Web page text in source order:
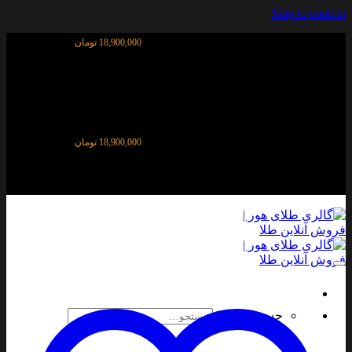
Skip to content
18,900,000 تومان
18,900,000 تومان
جستجو برای: